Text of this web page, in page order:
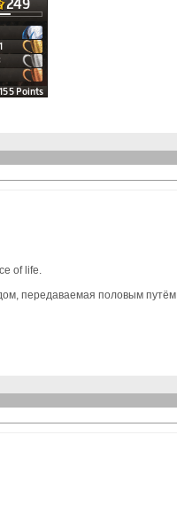
of life.
передаваемая половым путём.